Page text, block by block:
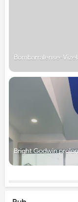
Bombarralense-
Bright Godwin